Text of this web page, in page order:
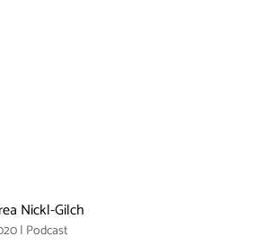
Nickl-Gilch
| Podcast